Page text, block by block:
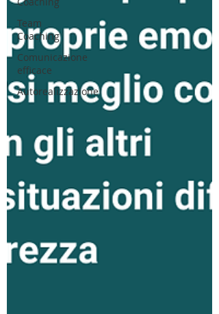
Team
Coaching
Comunicazione
efficace
Autorealizzazione